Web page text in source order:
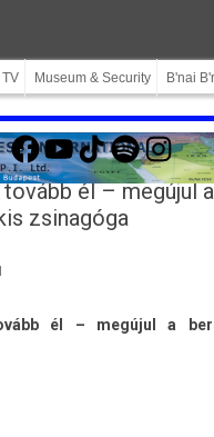
TV Museum & Security B'nai
Facebook
YouTube
TikTokSpotifyInstagram
tovább él – megújul a
zsinagóga
él – megújul a